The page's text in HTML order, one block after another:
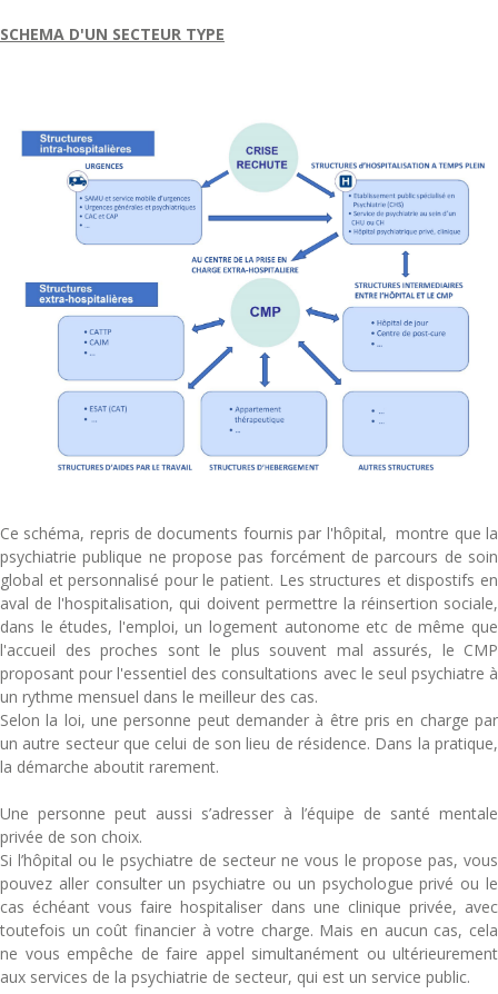
SCHEMA D'UN SECTEUR TYPE
Ce schéma, repris de documents fournis par l'hôpital, montre que la
psychiatrie publique ne propose pas forcément de parcours de soin
global et personnalisé pour le patient. Les structures et dispostifs en
aval de l'hospitalisation, qui doivent permettre la réinsertion sociale,
dans le études, l'emploi, un logement autonome etc de même que
l'accueil des proches sont le plus souvent mal assurés, le CMP
proposant pour l'essentiel des consultations avec le seul psychiatre à
un rythme mensuel dans le meilleur des cas.
Selon la loi, une personne peut demander à être pris en charge par
un autre secteur que celui de son lieu de résidence. Dans la pratique,
la démarche aboutit rarement.
Une personne peut aussi s’adresser à l’équipe de santé mentale
privée de son choix.
Si l’hôpital ou le psychiatre de secteur ne vous le propose pas, vous
pouvez aller consulter un psychiatre ou un psychologue privé ou le
cas échéant vous faire hospitaliser dans une clinique privée, avec
toutefois un coût financier à votre charge. Mais en aucun cas, cela
ne vous empêche de faire appel simultanément ou ultérieurement
aux services de la psychiatrie de secteur, qui est un service public.